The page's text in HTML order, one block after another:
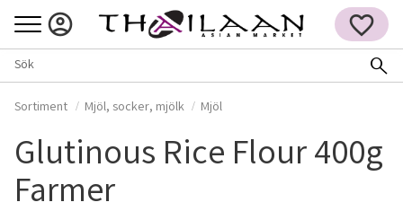
FAVORITER
Sortiment Mjöl, socker, mjölk Mjöl
Glutinous Rice Flour 400g
Farmer